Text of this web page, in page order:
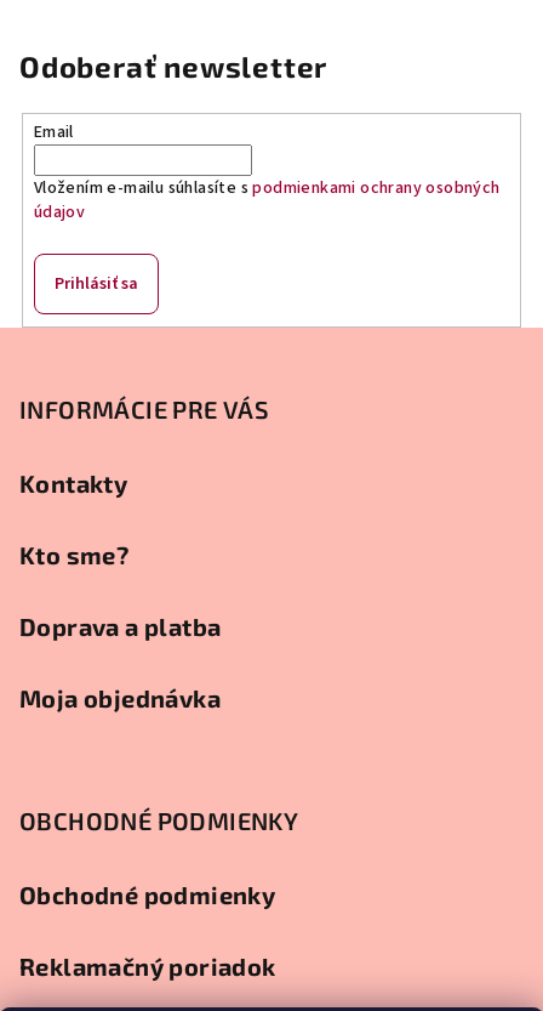
Odoberať newsletter
Email
Vložením e-mailu súhlasíte spodmienkami ochrany osobných
údajov
Prihlásiť sa
INFORMÁCIE PRE VÁS
Kontakty
Kto sme?
Doprava a platba
Moja objednávka
OBCHODNÉ PODMIENKY
Obchodné podmienky
Reklamačný poriadok